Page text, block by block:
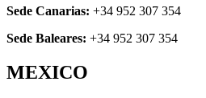
Sede Canarias: +34 952 307 354
Sede Baleares: +34 952 307 354
MEXICO